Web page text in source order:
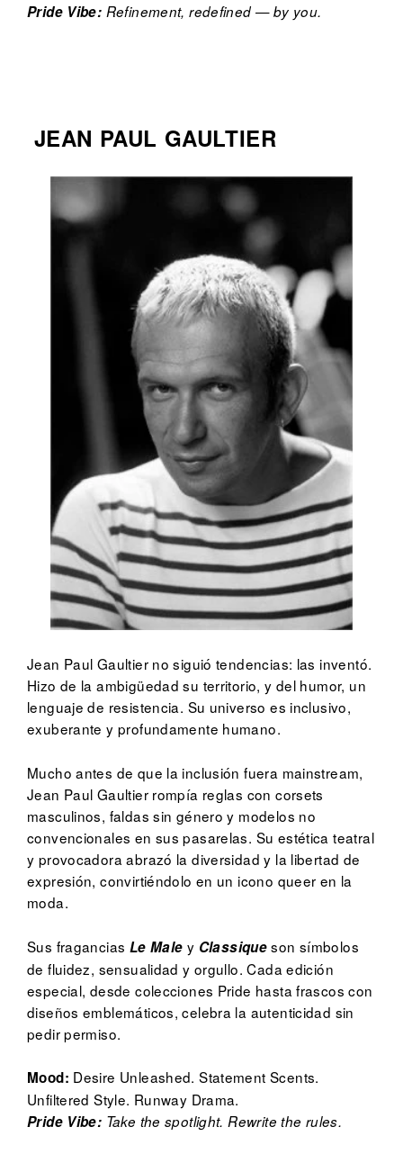
Pride Vibe: Refinement, redefined — by you.
JEAN PAUL GAULTIER
Jean Paul Gaultier no siguió tendencias: las inventó.
Hizo de la ambigüedad su territorio, y del humor, un
lenguaje de resistencia. Su universo es inclusivo,
exuberante y profundamente humano.
Mucho antes de que la inclusión fuera mainstream,
Jean Paul Gaultier rompía reglas con corsets
masculinos, faldas sin género y modelos no
convencionales en sus pasarelas. Su estética teatral
y provocadora abrazó la diversidad y la libertad de
expresión, convirtiéndolo en un icono queer en la
moda.
Sus fragancias Le Male y Classiqueson símbolos
de fluidez, sensualidad y orgullo. Cada edición
especial, desde colecciones Pride hasta frascos con
diseños emblemáticos, celebra la autenticidad sin
pedir permiso.
Mood: Desire Unleashed. Statement Scents.
Unfiltered Style. Runway Drama.
Pride Vibe: Take the spotlight. Rewrite the rules.